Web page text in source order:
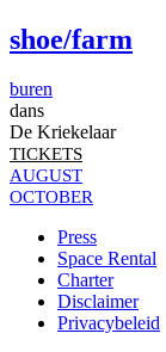
shoe/farm
buren
dans
De Kriekelaar
TICKETS
AUGUST
OCTOBER
Footer
Press
Space Rental
Charter
Disclaimer
Privacybeleid